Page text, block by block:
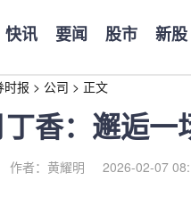
快讯 要闻 股市 新股
时报 > 公司 > 正文
香：邂逅
作者：黄耀明 2026-02-07